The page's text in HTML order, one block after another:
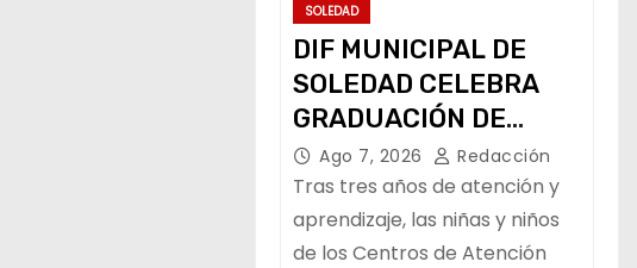
SOLEDAD
DIF MUNICIPAL DE
SOLEDAD CELEBRA
GRADUACIÓN DE
PEQUEÑOS USUARIOS
DE ESTANCIAS
“CAPULLITOS 1 Y 2”
Ago 7, 2026 Redacción
Tras tres años de atención y
aprendizaje, las niñas y niños
de los Centros de Atención